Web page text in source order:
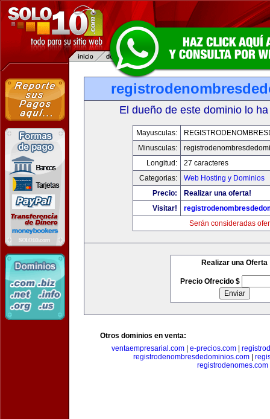
El dueño de este dominio lo
Mayusculas:
Minusculas:
Longitud:
27 caracteres
Categorias:
Web Hosting y Dominios
Precio:
Realizar una oferta!
Visitar!
Serán consideradas
Realizar una Oferta
Precio Ofrecido $
Otros dominios en venta:
ventaempresarial.com| e-precios.com|
registrodenombresdedominios.com
registrodenomes.com